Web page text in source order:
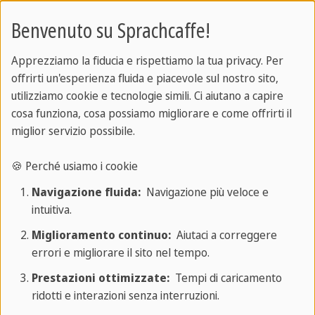
Non è mai troppo tardi per fare un'esperienza
all'estero. Come abbiamo detto in precedenza, i
nostri corsi sono rivolti a persone di ogni età, dai
ragazzi delle scuole superiori agli adulti. Se hai
intenzione di imparare una nuova lingua, dai
un'occhiata ai nostri pacchetti per vacanze studio
Benvenuto su Sprachcaffe!
Apprezziamo la fiducia e rispettiamo la tua privacy. Per
offrirti un'esperienza fluida e piacevole sul nostro sito,
utilizziamo cookie e tecnologie simili. Ci aiutano a capire
cosa funziona, cosa possiamo migliorare e come offrirti il
miglior servizio possibile.
🍪 Perché usiamo i cookie
Navigazione fluida:Navigazione più veloce e
intuitiva.
Miglioramento continuo:Aiutaci a correggere
errori e migliorare il sito nel tempo.
Prestazioni ottimizzate:Tempi di caricamento
ridotti e interazioni senza interruzioni.